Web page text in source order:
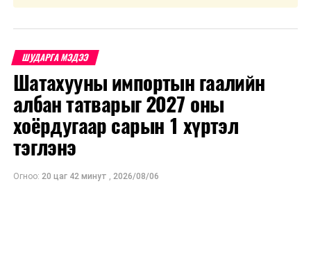
УНШСАН: 1213
ДАРААХ МЭДЭЭ
Д.Амарбаясгалан: Манай парламент иргэдийнхээ
шаардлагад нийцсэн 21-р зууны үзэл баримтлалтай
ШУДАРГА МЭДЭЭ
Шатахууны импортын гаалийн
албан татварыг 2027 оны
хоёрдугаар сарын 1 хүртэл
тэглэнэ
Огноо: 20 цаг 42 минут , 2026/08/06